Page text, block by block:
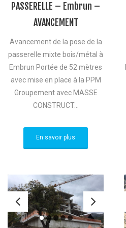
PASSERELLE – Embrun –
AVANCEMENT
Avancement de la pose de la
passerelle mixte bois/métal à
Embrun Portée de 52 mètres
avec mise en place à la PPM
Groupement avec MASSE
CONSTRUCT...
En savoir plus